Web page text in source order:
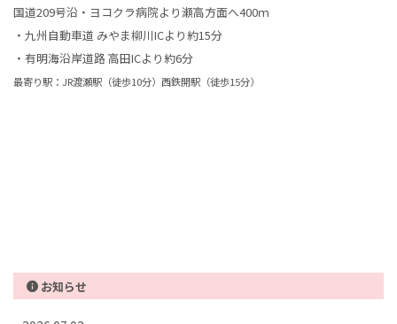
国道209号沿・ヨコクラ病院より瀬高方面へ400ｍ
・九州自動車道 みやま柳川ICより約15分
・有明海沿岸道路 高田ICより約6分
最寄り駅：JR渡瀬駅（徒歩10分）西鉄開駅（徒歩15分）
お知らせ